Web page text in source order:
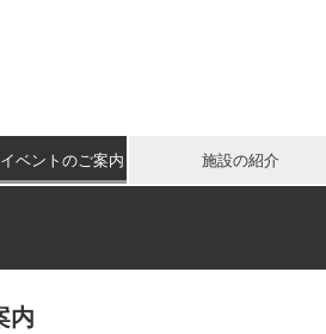
ベントのご案内 施設の紹介
内